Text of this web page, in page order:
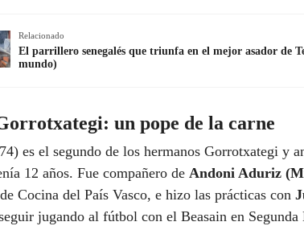
Relacionado
El parrillero senegalés que triunfa en el mejor asador de
mundo)
un pope de la carne
es el segundo de los hermanos Gorrotxategi y
12 años. Fue compañero de Andoni Aduriz
Cocina del País Vasco, e hizo las prácticas con
jugando al fútbol con el Beasain en